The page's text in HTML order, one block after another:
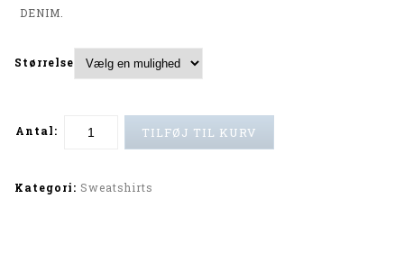
DENIM.
Størrelse
Antal: TILFØJ TIL KURV
Kategori: Sweatshirts